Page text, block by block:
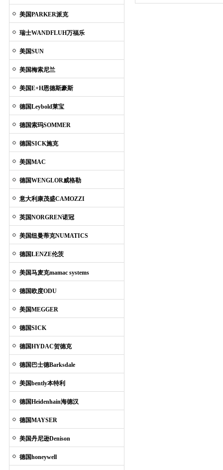
美国PARKER派克
瑞士WANDFLUH万福乐
美国SUN
美国梅索尼兰
美国E+H恩德斯豪斯
德国Leybold莱宝
德国索玛SOMMER
德国SICK施克
美国MAC
德国WENGLOR威格勒
意大利康茂盛CAMOZZI
英国NORGREN诺冠
美国纽曼蒂克NUMATICS
德国LENZE伦茨
美国马麦克mamac systems
德国欧度ODU
美国MEGGER
德国SICK
德国HYDAC贺德克
德国巴士德Barksdale
美国bently本特利
德国Heidenhain海德汉
德国MAYSER
美国丹尼逊Denison
德国honeywell